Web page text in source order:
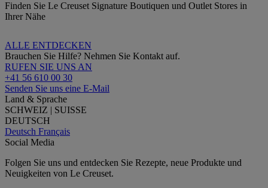
Finden Sie Le Creuset Signature Boutiquen und Outlet Stores in
Ihrer Nähe
ALLE ENTDECKEN
Brauchen Sie Hilfe? Nehmen Sie Kontakt auf.
RUFEN SIE UNS AN
+41 56 610 00 30
Senden Sie uns eine E-Mail
Land & Sprache
SCHWEIZ | SUISSE
DEUTSCH
Deutsch Français
Social Media
Folgen Sie uns und entdecken Sie Rezepte, neue Produkte und
Neuigkeiten von Le Creuset.